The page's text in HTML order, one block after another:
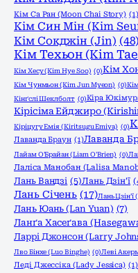
Кім Са Ран (Moon Chai Story) (1)
Кім Син Мін (Kim
Кім Сокджін (Jin)
Кім Техьон (Kim
Кім Хесу (Kim Hye Soo) (0)Кім
Кім Чунмьон (Kim Jun Myeon) (0)
Кінґслі Шеклболт (0)Кіра
Кірісіма Ейджиро
Кіріцугу Емія (Kiritsugu Emiya) (0)
Лаванда Браун (1)Лаванда
Лайам О'Брайан (Liam O'Brien) (0)
Лаліса Манобан (Lalisa
Лань Вандзі (5)Лань Дзін'ї
Лань Січень (17)Лань Цзін'ї
Лань Юань (Lan Yuan) (7)
Ланґа Хасеґава
Ларрі Джонсон (Larry
Лво Бінхе (Luo Binghe) (0)Леві
Леді Джессіка (Lady Jessica) (1)